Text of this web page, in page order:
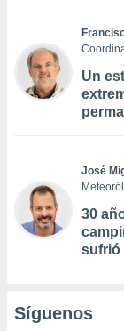
Un
José
30
sufrió
Síguenos